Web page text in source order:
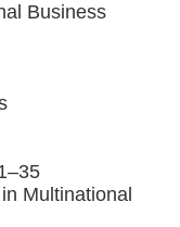
Business
Multinational